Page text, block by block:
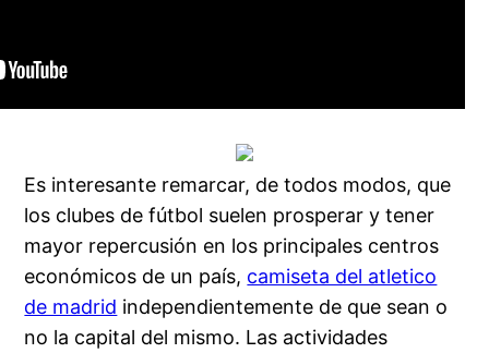
Es interesante remarcar, de todos modos, que
los clubes de fútbol suelen prosperar y tener
mayor repercusión en los principales centros
económicos de un país, camiseta del atletico
de madrid independientemente de que sean o
no la capital del mismo. Las actividades